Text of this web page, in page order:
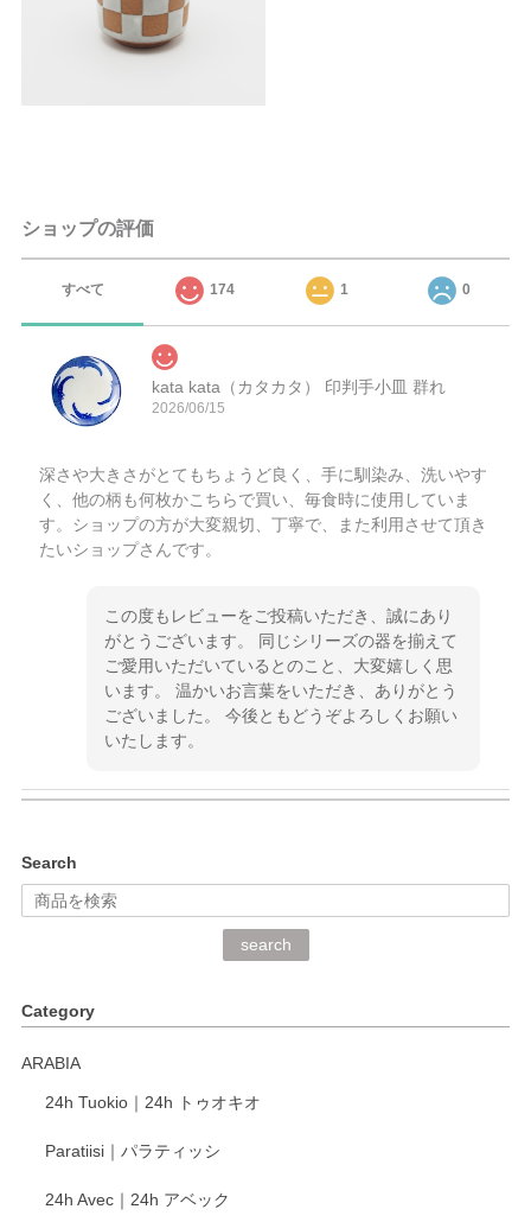
ショップの評価
すべて 174 1 0
kata kata（カタカタ） 印判手小皿 群れ
2026/06/15
深さや大きさがとてもちょうど良く、手に馴染み、洗いやす
く、他の柄も何枚かこちらで買い、毎食時に使用していま
す。ショップの方が大変親切、丁寧で、また利用させて頂き
たいショップさんです。
この度もレビューをご投稿いただき、誠にあり
がとうございます。 同じシリーズの器を揃えて
ご愛用いただいているとのこと、大変嬉しく思
います。 温かいお言葉をいただき、ありがとう
ございました。 今後ともどうぞよろしくお願い
いたします。
深さや大きさがとてもちょうど良く、手に馴染み、洗いやす
く、他の柄も何枚かこちらで買い、毎食時に使用していま
く交換して下さいました。
がとうございます。 同じシリーズの器を揃えて
います。 温かいお言葉をいただき、ありがとう
いたします。
Search
search
Category
ARABIA
24h Tuokio｜24h トゥオキオ
Paratiisi｜パラティッシ
24h Avec｜24h アベック